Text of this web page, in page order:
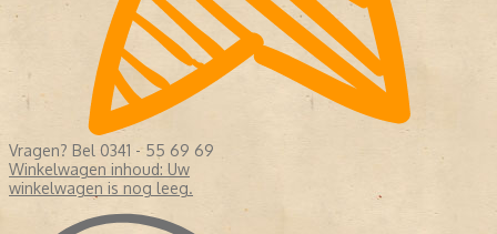
Vragen? Bel 0341 - 55 69 69
Winkelwagen inhoud: Uw
winkelwagen is nog leeg.